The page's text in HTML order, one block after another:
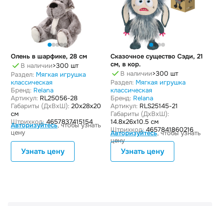
Олень в шарфике, 28 см
В наличии>300 шт
Раздел: Мягкая игрушка
классическая
Бренд: Relana
Артикул: RL25056-28
Габариты (ДxВxШ): 20x28x20
см
Штрихкод: 4657837415154
Авторизуйтесь, чтобы узнать
цену
Узнать цену
Сказочное существо Сэди, 21
см, в кор.
В наличии>300 шт
Раздел: Мягкая игрушка
классическая
Бренд: Relana
Артикул:RLS25145-21
Габариты (ДxВxШ):
14.8x26x10.5 см
Штрихкод:4657841860216
Авторизуйтесь, чтобы узнать
цену
Узнать цену